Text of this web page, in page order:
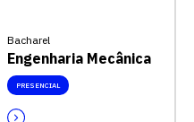
Bacharel
Engenharia Mecânica
PRESENCIAL